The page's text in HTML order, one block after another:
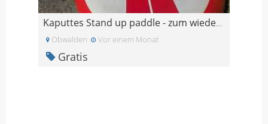
Kaputtes Stand up paddle - zum wieder verwerten
Obwalden Vor einem Monat
Gratis